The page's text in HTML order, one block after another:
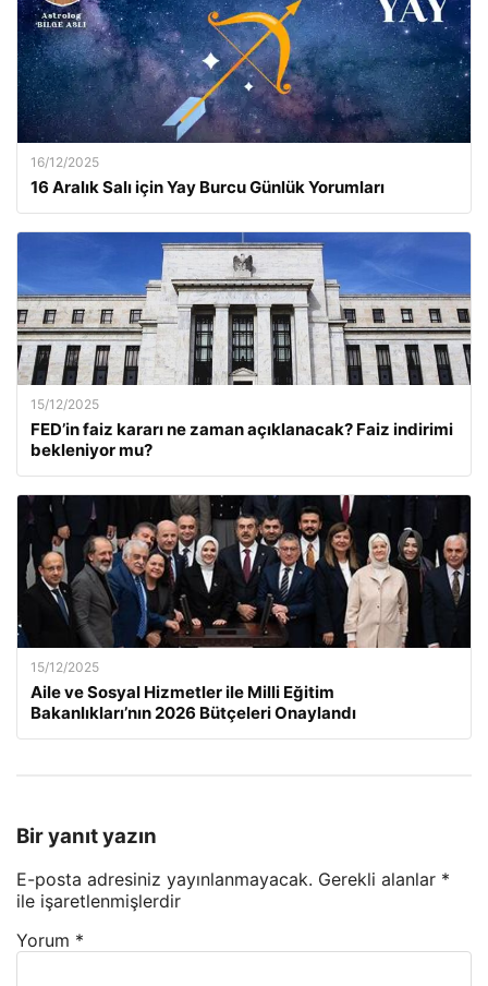
16/12/2025
16 Aralık Salı için Yay Burcu Günlük Yorumları
15/12/2025
FED’in faiz kararı ne zaman açıklanacak? Faiz indirimi
bekleniyor mu?
15/12/2025
Aile ve Sosyal Hizmetler ile Milli Eğitim
Bakanlıkları’nın 2026 Bütçeleri Onaylandı
Bir yanıt yazın
E-posta adresiniz yayınlanmayacak. Gerekli alanlar *
ile işaretlenmişlerdir
Yorum *